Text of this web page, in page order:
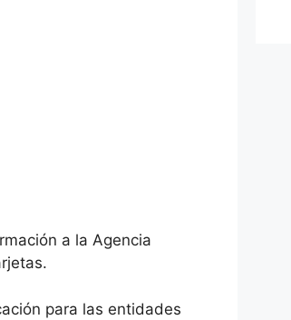
a la Agencia
para las entidades